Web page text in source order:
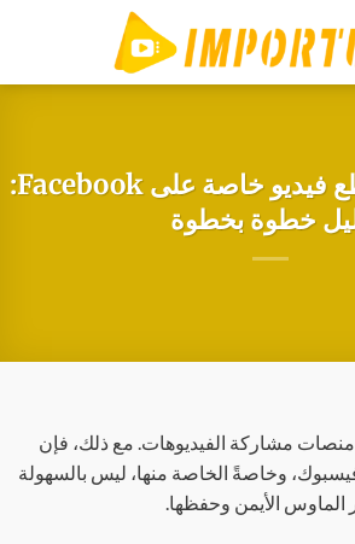
كيفية تنزيل مقاطع فيديو خاصة على Facebook:
خطوة بخطوة
مشاركة الفيديوهات. مع ذلك، فإن
وخاصةً الخاصة منها، ليس بالسهولة
الماوس الأيمن وحفظها.